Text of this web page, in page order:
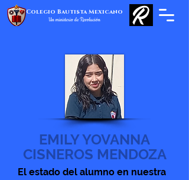
Colegio Bautista Mexicano
Un ministerio de Revolución
EMILY YOVANNA
CISNEROS MENDOZA
El estado del alumno en nuestra